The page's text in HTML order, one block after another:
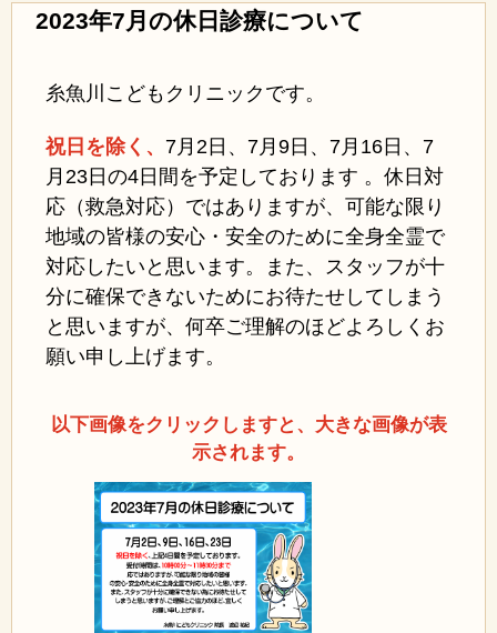
2023年7月の休日診療について
糸魚川こどもクリニックです。
祝日を除く、 7月2日、 7月9日、7月16日、7
月23日の4日間を予定しております 。休日対
応（救急対応）ではありますが、可能な限り
地域の皆様の安心・安全のために全身全霊で
対応したいと思います。また、スタッフが十
分に確保できないためにお待たせしてしまう
と思いますが、何卒ご理解のほどよろしくお
願い申し上げます。
以下画像をクリックしますと、大きな画像が表
示されます。